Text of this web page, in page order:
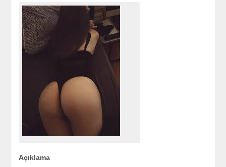
Açıklama